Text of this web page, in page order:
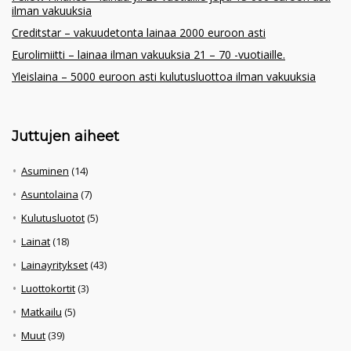
ilman vakuuksia
Creditstar – vakuudetonta lainaa 2000 euroon asti
Eurolimiitti – lainaa ilman vakuuksia 21 – 70 -vuotiaille.
Yleislaina – 5000 euroon asti kulutusluottoa ilman vakuuksia
Juttujen aiheet
Asuminen (14)
Asuntolaina (7)
Kulutusluotot(5)
Lainat(18)
Lainayritykset(43)
Luottokortit(3)
Matkailu (5)
Muut(39)